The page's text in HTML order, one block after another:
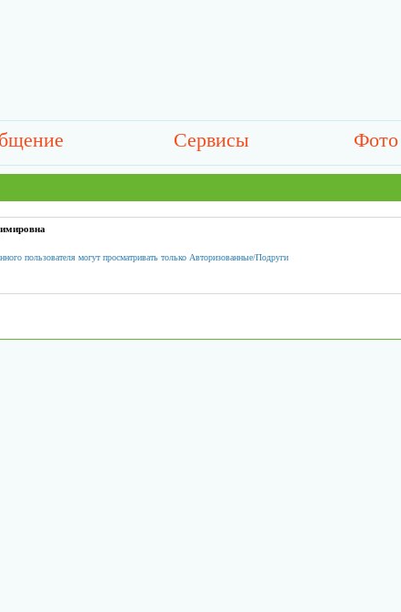
Сервисы Фото
пользователя могут просматривать только Авторизованные/Подруги